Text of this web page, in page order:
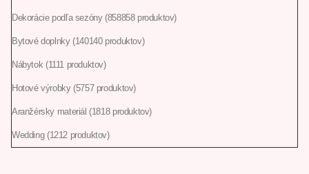
Dekorácie podľa sezóny 858858 produktov
Bytové doplnky 140140 produktov
Nábytok 1111 produktov
Hotové výrobky 5757 produktov
Aranžérsky materiál 1818 produktov
Wedding 1212 produktov